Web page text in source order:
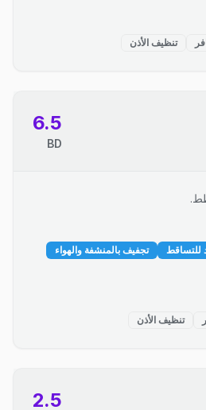
تنظيف الأذن
6.5
BD
للتساقط
تجفيف بالمنشفة والهواء
تنظيف الأذن
2.5